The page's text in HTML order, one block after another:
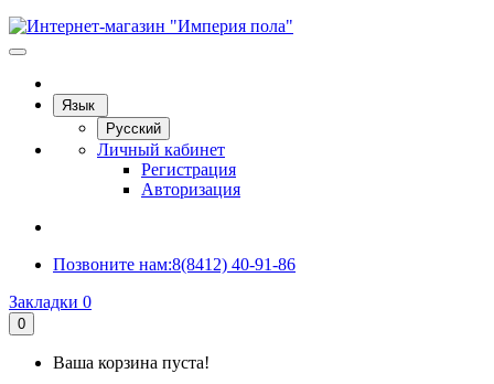
Язык
Русский
Личный кабинет
Регистрация
Авторизация
Позвоните нам:8(8412) 40-91-86
Закладки 0
0
Ваша корзина пуста!